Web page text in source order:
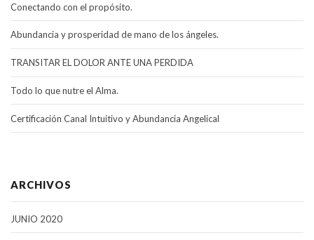
Conectando con el propósito.
Abundancia y prosperidad de mano de los ángeles.
TRANSITAR EL DOLOR ANTE UNA PERDIDA
Todo lo que nutre el Alma.
Certificación Canal Intuitivo y Abundancia Angelical
ARCHIVOS
JUNIO 2020